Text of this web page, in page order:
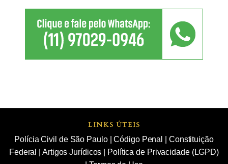
LINKS ÚTEIS
Polícia Civil de São Paulo|Código Penal
Constituição
Federal
Artigos Jurídicos
Política de Privacidade (LGPD)